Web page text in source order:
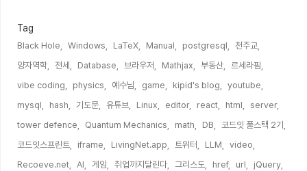
Tag
Black Hole, Windows, LaTeX, Manual, postgresql,
천주교,
양자역학,
전세, Database, 브라우저, Mathjax, 부동산,
르세라핌,
vibe coding,
physics, 예수님, game, kipid's blog,
youtube,
mysql,
hash, 기도문, 유튜브, Linux, editor, react, html,
server,
tower defence,
Quantum Mechanics, math, DB,
코드잇 풀스택 2기,
코드잇스프린트,
iframe, LivingNet.app, 트위터, LLM,
video,
Recoeve.net,
AI, 게임, 취업까지달린다, 그리스도, href, url,
jQuery,